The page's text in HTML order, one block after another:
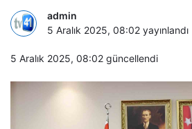
admin
5 Aralık 2025, 08:02 yayınlandı
5 Aralık 2025, 08:02 güncellendi